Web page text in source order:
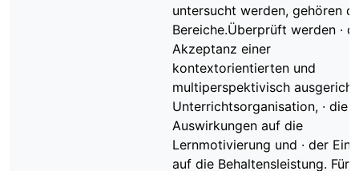
untersucht werden, gehören
Bereiche.Überprüft werden ·
Akzeptanz einer
kontextorientierten und
multiperspektivisch
Unterrichtsorganisation, · die
Auswirkungen auf die
Lernmotivierung und · der
auf die Behaltensleistung. Für